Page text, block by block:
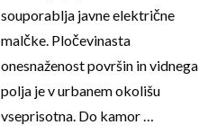
souporablja javne električne
malčke. Pločevinasta
onesnaženost površin in vidnega
polja je v urbanem okolišu
vseprisotna. Do kamor …